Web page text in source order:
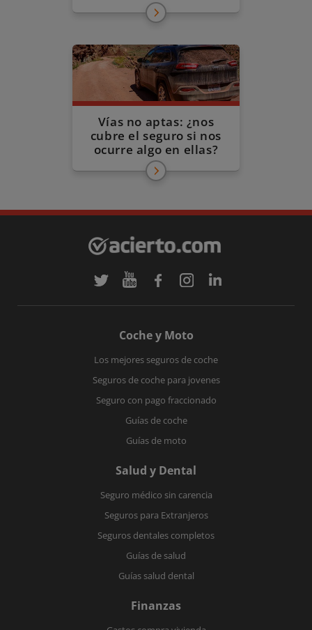
Vías no aptas: ¿nos
cubre el seguro si nos
ocurre algo en ellas?
Coche y Moto
Los mejores seguros de coche
Seguros de coche para jovenes
Seguro con pago fraccionado
Guías de coche
Guías de moto
Salud y Dental
Seguro médico sin carencia
Seguros para Extranjeros
Seguros dentales completos
Guías de salud
Guías salud dental
Finanzas